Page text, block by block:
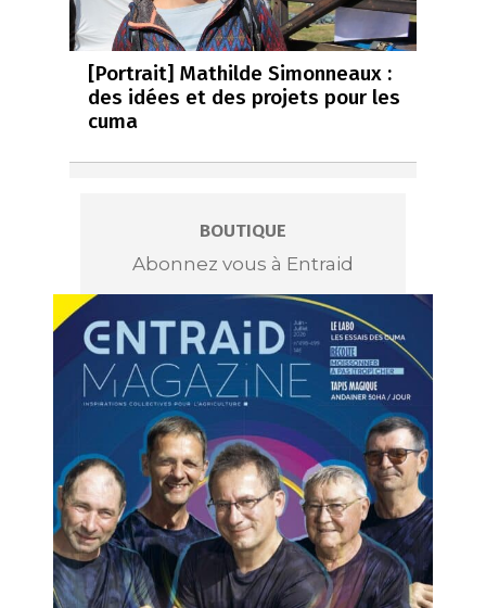
[Portrait] Mathilde Simonneaux :
des idées et des projets pour les
cuma
BOUTIQUE
Abonnez vous à Entraid